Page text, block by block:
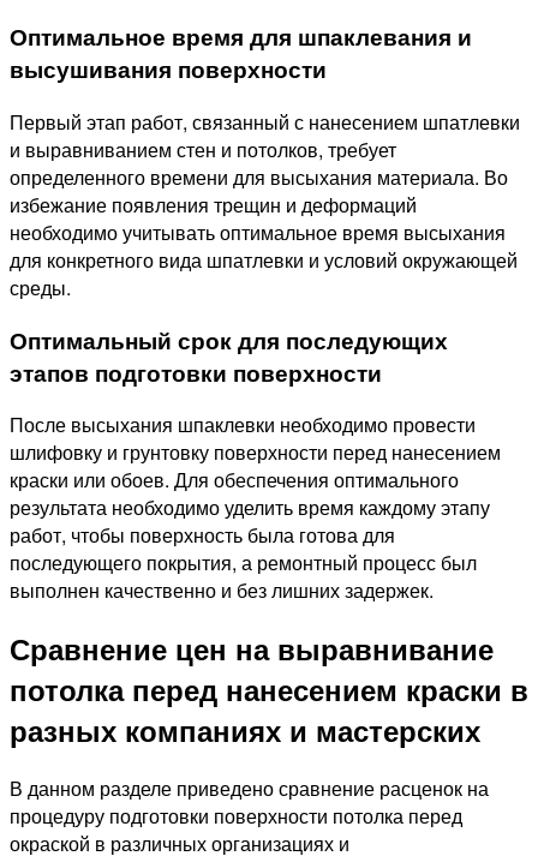
Оптимальное время для шпаклевания и
высушивания поверхности
Первый этап работ, связанный с нанесением шпатлевки
и выравниванием стен и потолков, требует
определенного времени для высыхания материала. Во
избежание появления трещин и деформаций
необходимо учитывать оптимальное время высыхания
для конкретного вида шпатлевки и условий окружающей
среды.
Оптимальный срок для последующих
этапов подготовки поверхности
После высыхания шпаклевки необходимо провести
шлифовку и грунтовку поверхности перед нанесением
краски или обоев. Для обеспечения оптимального
результата необходимо уделить время каждому этапу
работ, чтобы поверхность была готова для
последующего покрытия, а ремонтный процесс был
выполнен качественно и без лишних задержек.
Сравнение цен на выравнивание
потолка перед нанесением краски в
разных компаниях и мастерских
В данном разделе приведено сравнение расценок на
процедуру подготовки поверхности потолка перед
окраской в различных организациях и